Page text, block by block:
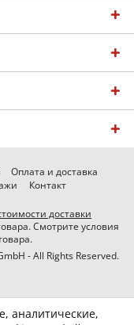
Оплата и доставка
Контакт
доставки
Смотрите условия
- All Rights Reserved.
аналитические,